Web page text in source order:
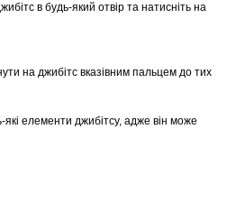
в будь-який отвір та натисніть на
на джибітс вказівним пальцем до тих
які елементи джибітсу, адже він може